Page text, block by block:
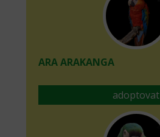
ARA ARAKANGA
adoptovat